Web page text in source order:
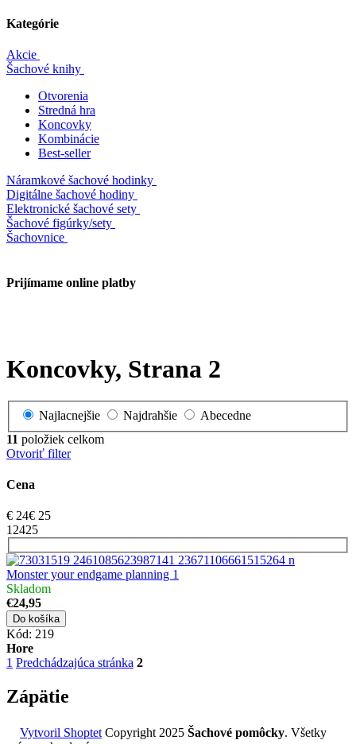
Kategórie
Akcie
Šachové knihy
Otvorenia
Stredná hra
Koncovky
Kombinácie
Best-seller
Náramkové šachové hodinky
Digitálne šachové hodiny
Elektronické šachové sety
Šachové figúrky/sety
Šachovnice
Prijímame online platby
Koncovky, Strana 2
Najlacnejšie Najdrahšie
Abecedne
11 položiek celkom
Otvoriť filter
Cena
€ 24€ 25
12425
Monster your endgame planning 1
Skladom
€24,95
Do košíka
Kód: 219
Hore
1 Predchádzajúca stránka 2
Zápätie
Vytvoril Shoptet Copyright 2025 Šachové pomôcky. Všetky